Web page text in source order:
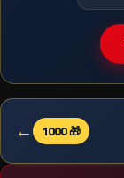
🎁 1000
←